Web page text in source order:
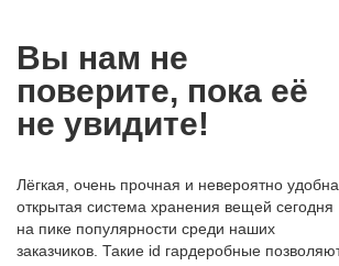
Вы нам не
поверите, пока её
не увидите!
Лёгкая, очень прочная и невероятно
открытая система хранения вещей сегодня
на пике популярности среди наших
заказчиков. Такие id гардеробные